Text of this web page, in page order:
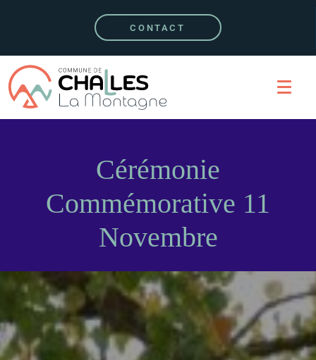
CONTACT
Cérémonie
Commémorative 11
Novembre